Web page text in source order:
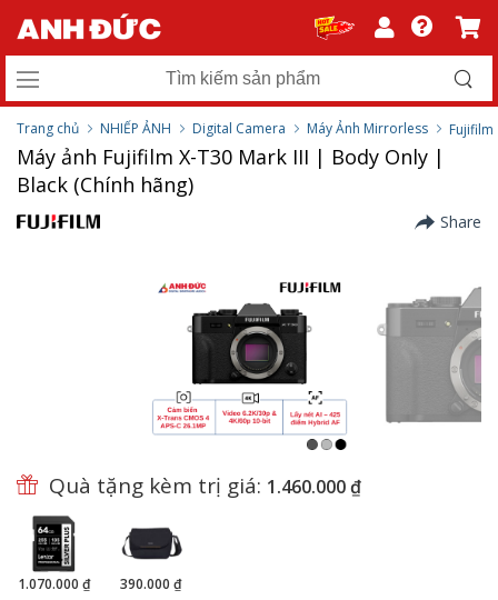
Trang chủ NHIẾP ẢNH Digital Camera Máy Ảnh Mirrorless Fujifilm
Máy ảnh Fujifilm X-T30 Mark III | Body Only |
Black (Chính hãng)
Share
Quà tặng kèm trị giá: 1.460.000 ₫
1.070.000 ₫ 390.000 ₫